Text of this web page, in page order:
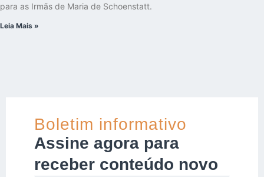
para as Irmãs de Maria de Schoenstatt.
Leia Mais »
Boletim informativo
Assine agora para
receber conteúdo novo